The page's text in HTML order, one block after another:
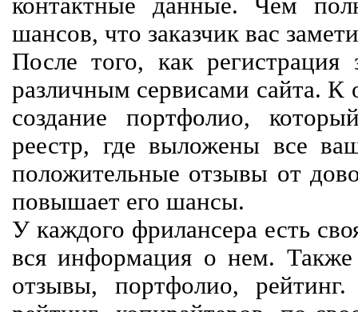
контактные данные. Чем
шансов, что заказчик вас
После того, как регистрация
различным сервисами сайта. К
создание портфолио,
реестр, где выложены все
положительные отзывы от
повышает его шансы.
У каждого фрилансера есть
вся информация о нем. Также
отзывы, портфолио,